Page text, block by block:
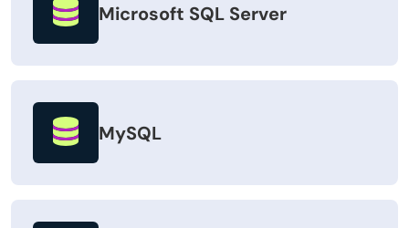
Microsoft SQL Server
MySQL